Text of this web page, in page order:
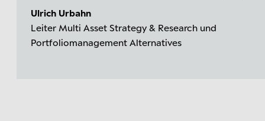
Ulrich Urbahn
Leiter Multi Asset Strategy & Research und
Portfoliomanagement Alternatives